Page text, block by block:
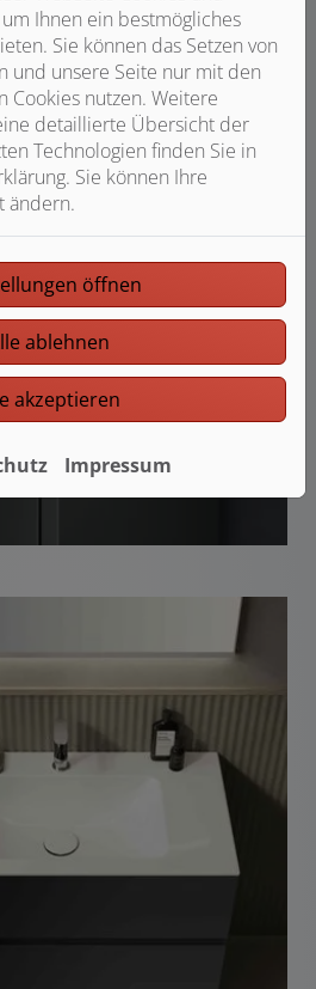
Ihnen ein bestmögliches
Sie können das Setzen von
und unsere Seite nur mit den
Cookies nutzen. Weitere
detaillierte Übersicht der
Technologien finden Sie in
Sie können Ihre
ändern.
öffnen
ablehnen
akzeptieren
Impressum